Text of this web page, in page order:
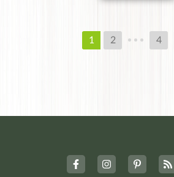
1 2 4